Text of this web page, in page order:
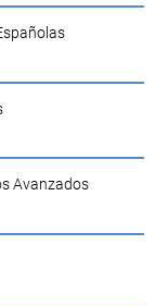
Avanzados